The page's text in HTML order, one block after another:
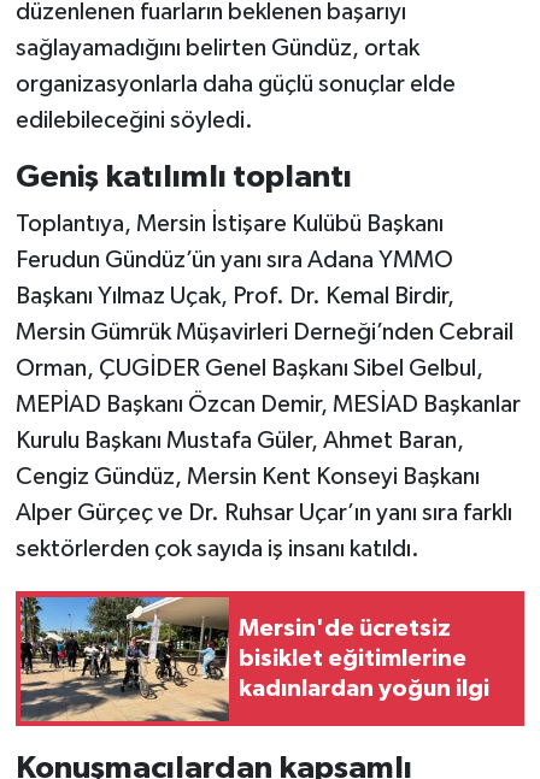
düzenlenen fuarların beklenen başarıyı
sağlayamadığını belirten Gündüz, ortak
organizasyonlarla daha güçlü sonuçlar elde
edilebileceğini söyledi.
Geniş katılımlı toplantı
Toplantıya, Mersin İstişare Kulübü Başkanı
Ferudun Gündüz’ün yanı sıra Adana YMMO
Başkanı Yılmaz Uçak, Prof. Dr. Kemal Birdir,
Mersin Gümrük Müşavirleri Derneği’nden Cebrail
Orman, ÇUGİDER Genel Başkanı Sibel Gelbul,
MEPİAD Başkanı Özcan Demir, MESİAD Başkanlar
Kurulu Başkanı Mustafa Güler, Ahmet Baran,
Cengiz Gündüz, Mersin Kent Konseyi Başkanı
Alper Gürçeç ve Dr. Ruhsar Uçar’ın yanı sıra farklı
sektörlerden çok sayıda iş insanı katıldı.
Mersin'de ücretsiz
bisiklet eğitimlerine
kadınlardan yoğun ilgi
Konuşmacılardan kapsamlı